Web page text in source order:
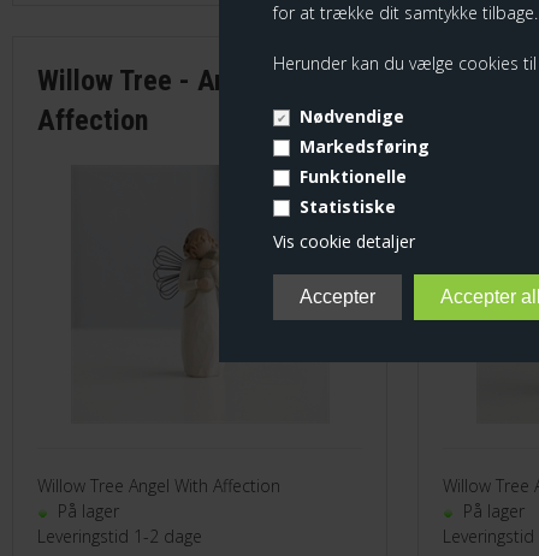
for at trække dit samtykke tilbage.
Herunder kan du vælge cookies
Nødvendige
Markedsføring
Funktionelle
Statistiske
Vis cookie detaljer
Willow Tree - Angel With
Affection
Spar
Willow Tree Angel With Affection
På lager
Leveringstid 1-2 dage
Willow
Willow Tree
På lager